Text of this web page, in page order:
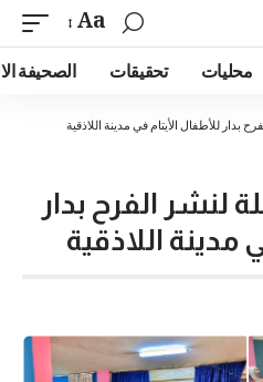
Aa
محليات تحقيقات الصحيفة
بدار للأطفال الأيتام في مدينة اللاذقية
لنشر الفرح بدار
مدينة اللاذقية